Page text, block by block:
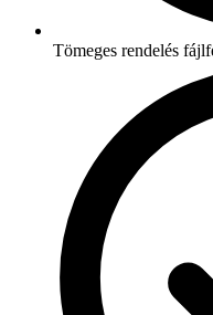
Tömeges rendelés